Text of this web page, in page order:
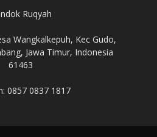
Ruqyah
Wangkalkepuh, Kec Gudo,
Jawa Timur, Indonesia
61463
0857 0837 1817